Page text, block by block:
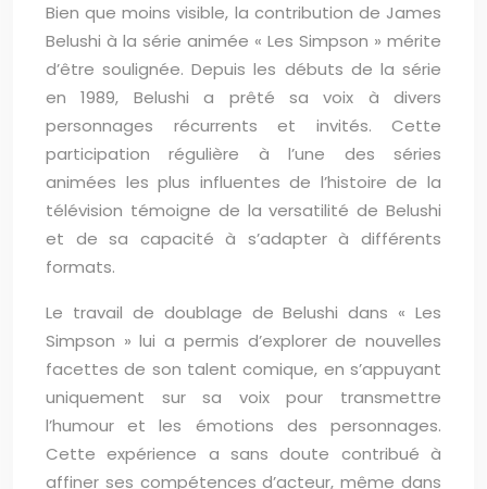
Bien que moins visible, la contribution de James
Belushi à la série animée « Les Simpson » mérite
d’être soulignée. Depuis les débuts de la série
en 1989, Belushi a prêté sa voix à divers
personnages récurrents et invités. Cette
participation régulière à l’une des séries
animées les plus influentes de l’histoire de la
télévision témoigne de la versatilité de Belushi
et de sa capacité à s’adapter à différents
formats.
Le travail de doublage de Belushi dans « Les
Simpson » lui a permis d’explorer de nouvelles
facettes de son talent comique, en s’appuyant
uniquement sur sa voix pour transmettre
l’humour et les émotions des personnages.
Cette expérience a sans doute contribué à
affiner ses compétences d’acteur, même dans